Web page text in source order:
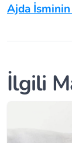
Ajda
İlgili